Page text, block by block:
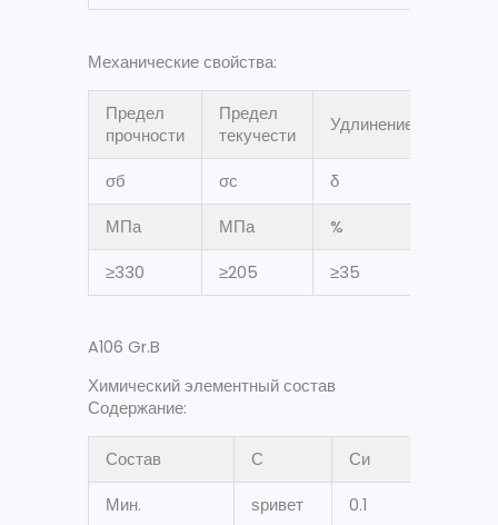
Механические свойства:
Предел
прочности
Предел
текучести
Удлинение
σб σс δ
МПа МПа %
≥330 ≥205 ≥35
A106 Gr.B
Химический элементный состав
Содержание:
Состав С Си
Мин. ѕривет 0.1